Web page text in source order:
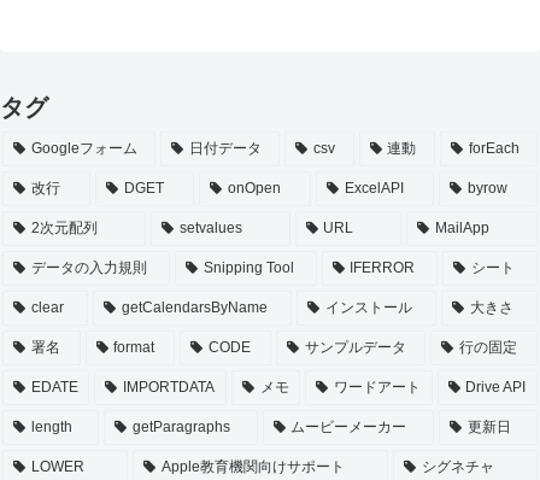
タグ
Googleフォーム 日付データ csv 連動 forEach
改行 DGET onOpen ExcelAPI byrow
2次元配列 setvalues URL MailApp
データの入力規則 Snipping Tool IFERROR シート
clear getCalendarsByName インストール 大きさ
署名 format CODE サンプルデータ 行の固定
EDATE IMPORTDATA メモ ワードアート Drive API
length getParagraphs ムービーメーカー 更新日
LOWER Apple教育機関向けサポート シグネチャ